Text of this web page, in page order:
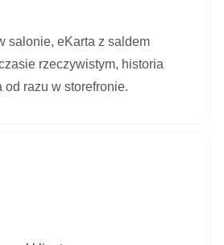
salonie, eKarta z saldem
rzeczywistym, historia
razu w storefronie.